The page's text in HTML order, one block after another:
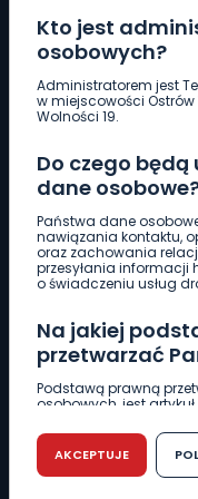
Kto jest
osobowych?
Administratorem jest
w miejscowości
Wolności 19.
Do czego
dane
Państwa dane
nawiązania kontaktu,
oraz zachowania
przesyłania informacji
o świadczeniu usług
Na jakiej
przetwarzać
Podstawą prawną
osobowych, jest
r. w sprawie ochrony
przetwarzaniem
swobodnego
dyrektywy 95/46/WE
AKCEPTUJE
Pobierz logotyp
661 997 997
REDAKCJA
62 735 22 22
DZIAŁ REKLAMY
62 735 01 85
WIADOMOŚCI
CIEKAWOSTKI